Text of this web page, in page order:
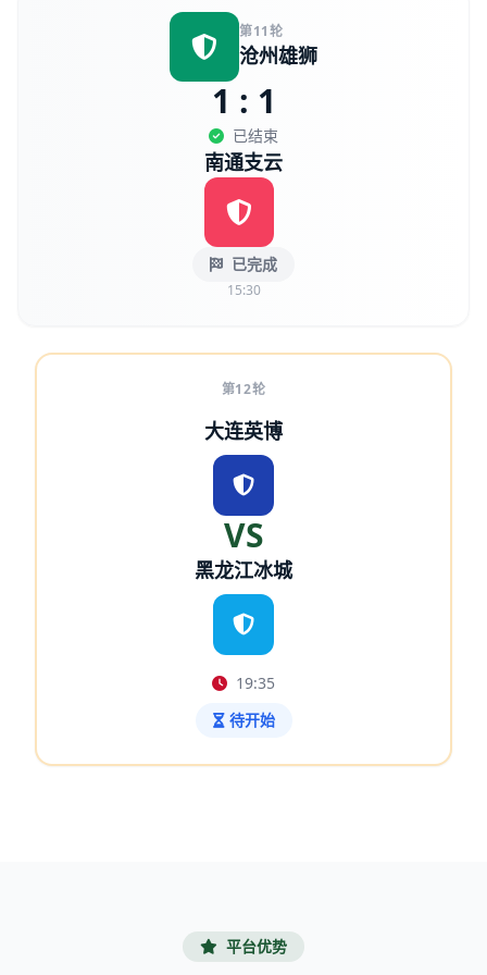
第11轮
沧州雄狮
1 : 1
已结束
南通支云
已完成
15:30
第12轮
大连英博
VS
黑龙江冰城
19:35
待开始
平台优势